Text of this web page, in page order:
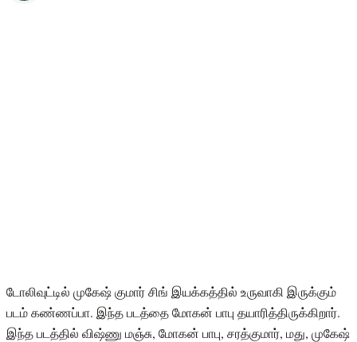
டோலிவுட்டில் முகேஷ் குமார் சிங் இயக்கத்தில் உருவாகி இருக்கும்
படம் கண்ணப்பா. இந்த படத்தை மோகன் பாபு தயாரித்திருக்கிறார்.
இந்த படத்தில் விஷ்ணு மஞ்சு, மோகன் பாபு, சரத்குமார், மது, முகேஷ்